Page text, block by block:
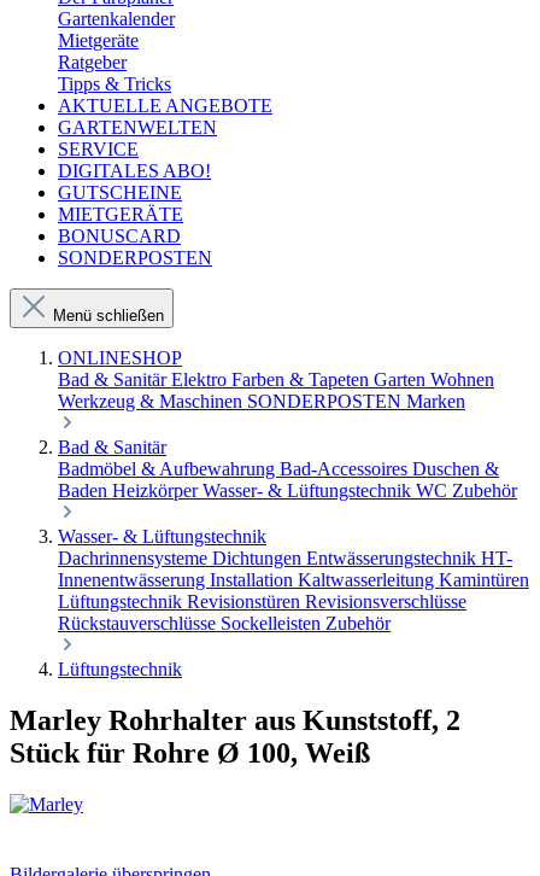
Gartenkalender
Mietgeräte
Ratgeber
Tipps & Tricks
AKTUELLE ANGEBOTE
GARTENWELTEN
SERVICE
DIGITALES ABO!
GUTSCHEINE
MIETGERÄTE
BONUSCARD
SONDERPOSTEN
Menü schließen
ONLINESHOP
Bad & SanitärElektro Farben & Tapeten Garten Wohnen
Werkzeug & Maschinen SONDERPOSTEN Marken
Bad & Sanitär
Badmöbel & Aufbewahrung Bad-Accessoires Duschen &
Baden HeizkörperWasser- & Lüftungstechnik WC Zubehör
Wasser- & Lüftungstechnik
Dachrinnensysteme Dichtungen Entwässerungstechnik HT-
Innenentwässerung Installation Kaltwasserleitung Kamintüren
Lüftungstechnik Revisionstüren Revisionsverschlüsse
Rückstauverschlüsse Sockelleisten Zubehör
Lüftungstechnik
Marley Rohrhalter aus Kunststoff, 2
Stück für Rohre Ø 100, Weiß